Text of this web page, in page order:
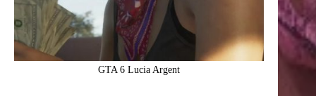
GTA 6 Lucia Argent